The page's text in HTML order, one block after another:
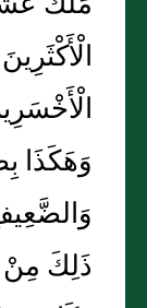
الْأَكْثَرِينَ
وَهَكَذَا
ذَلِكَ